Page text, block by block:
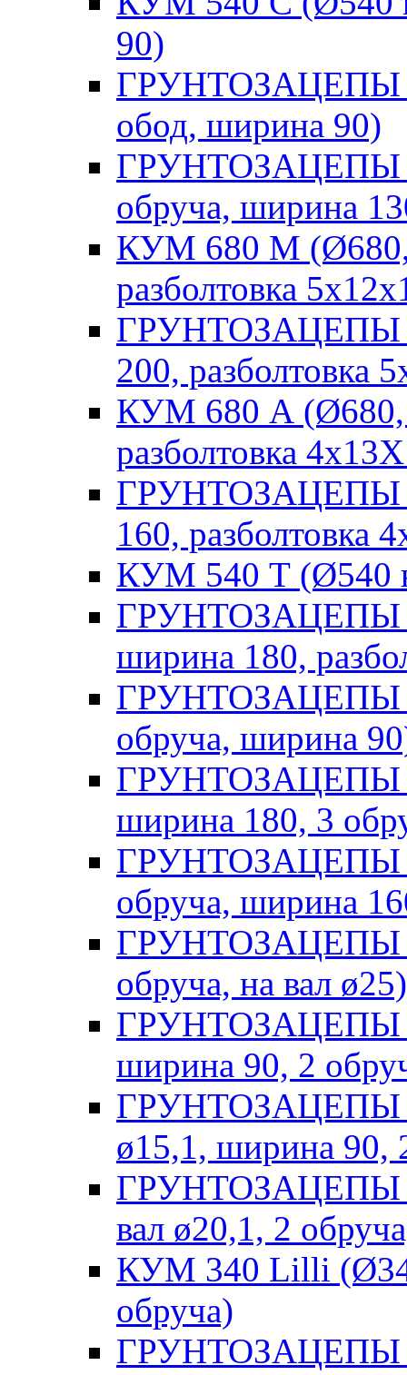
90)
ГРУНТОЗАЦЕПЫ С
обод, ширина 90)
ГРУНТОЗАЦЕПЫ
обруча, ширина
КУМ 680 М (Ø680,
разболтовка
ГРУНТОЗАЦЕПЫ
200, разболтовка
КУМ 680 А (Ø680,
разболтовка
ГРУНТОЗАЦЕПЫ
160, разболтовка
КУМ 540 Т (Ø540
ГРУНТОЗАЦЕПЫ
ширина 180,
ГРУНТОЗАЦЕПЫ
обруча, ширина
ГРУНТОЗАЦЕПЫ
ширина 180, 3
ГРУНТОЗАЦЕПЫ
обруча, ширина
ГРУНТОЗАЦЕПЫ
обруча, на вал ø25)
ГРУНТОЗАЦЕПЫ
ширина 90, 2
ГРУНТОЗАЦЕПЫ
ø15,1, ширина 90,
ГРУНТОЗАЦЕПЫ
вал ø20,1, 2
КУМ 340 Lilli
обруча)
ГРУНТОЗАЦЕПЫ